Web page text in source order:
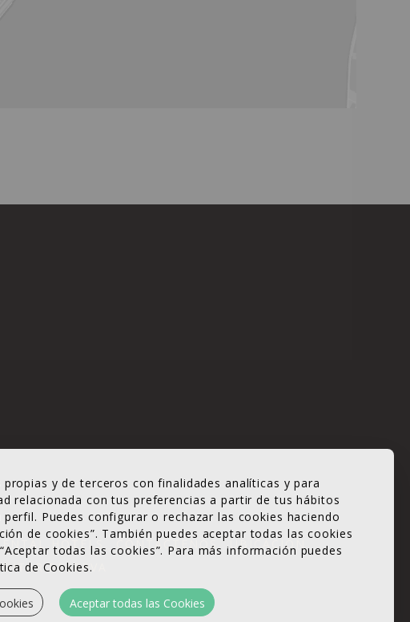
HOTELS CONTÁCTENOS
UBICACIÓN
RESERVA
y de terceros con finalidades analíticas y para
relacionada con tus preferencias a partir de tus hábitos
Puedes configurar o rechazar las cookies haciendo
de cookies”. También puedes aceptar todas las cookies
todas las cookies”. Para más información puedes
de Cookies.
Aceptar todas las Cookies